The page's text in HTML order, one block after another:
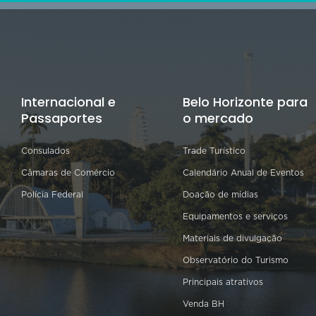
Internacional e
Passaportes
Consulados
Câmaras de Comércio
Polícia Federal
Belo Horizonte para
o mercado
Trade Turístico
Calendário Anual de Eventos
Doação de mídias
Equipamentos e serviços
Materiais de divulgação
Observatório do Turismo
Principais atrativos
Venda BH